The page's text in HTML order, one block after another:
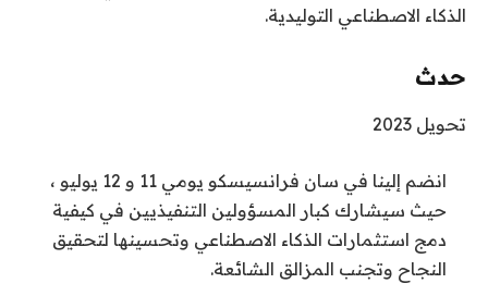
الذكاء الاصطناعي التوليدية.
حدث
تحويل 2023
انضم إلينا في سان فرانسيسكو يومي 11 و 12 يوليو ،
حيث سيشارك كبار المسؤولين التنفيذيين في كيفية
دمج استثمارات الذكاء الاصطناعي وتحسينها لتحقيق
النجاح وتجنب المزالق الشائعة.